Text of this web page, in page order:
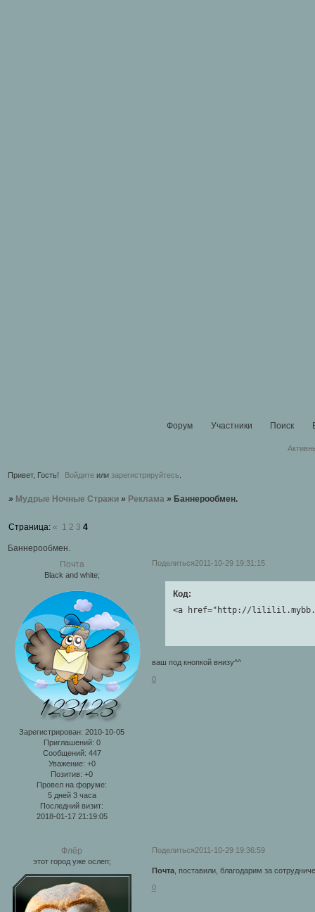
Форум Участники Поиск
Привет, Гость! Войдите или зарегистрируйтесь.
» Мудрые Ночные Стражи » Реклама » Баннерообмен.
Баннерообмен.
Страница: « 1 2 3 4
Поделиться2011-10-29 19:31:15
Почта
Black and white;
Зарегистрирован: 2010-10-05
Приглашений: 0
Сообщений: 447
Уважение: +0
Позитив: +0
Провел на форуме:
5 дней 3 часа
Последний визит:
2018-01-17 21:19:05
Код:
<a href="http://
ваш под кнопкой внизу^^
0
Поделиться2011-10-29 19:36:59
Флёр
этот город уже ослеп;
Почта, поставили, благодарим за
0